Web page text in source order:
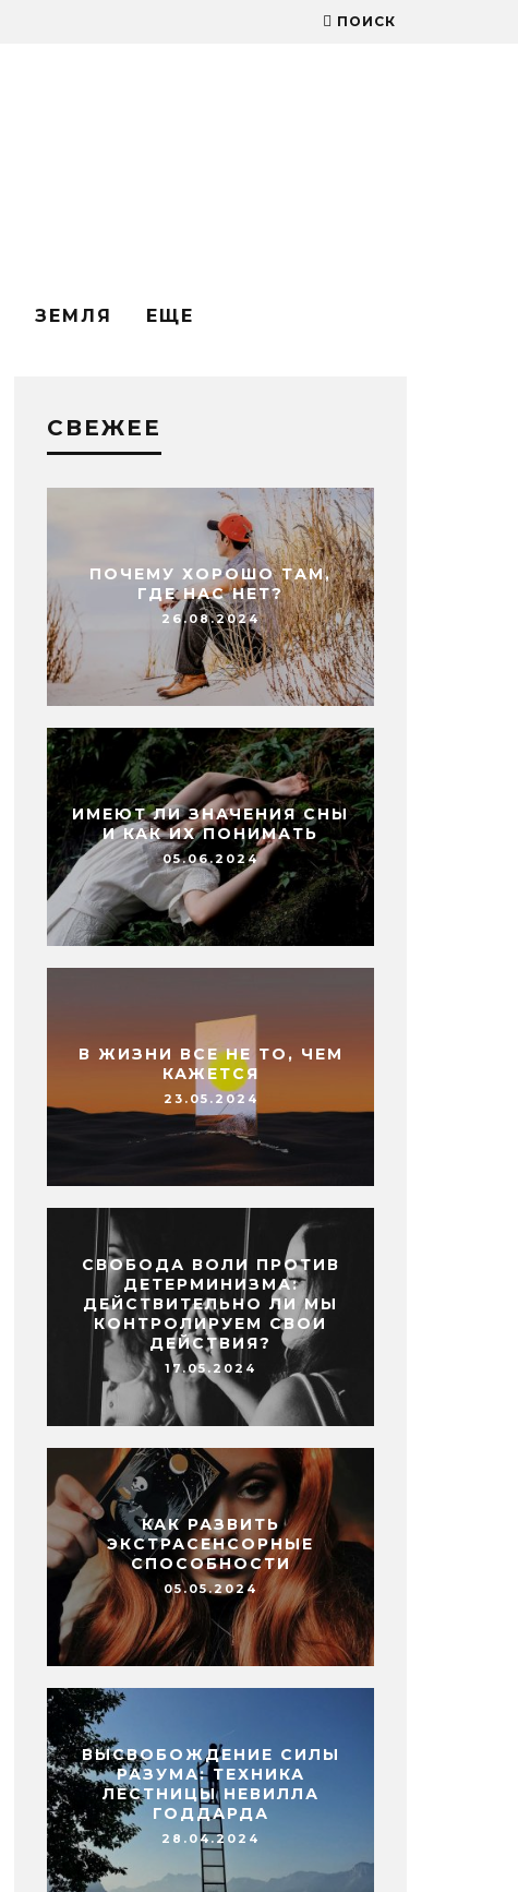
ПОИСК
ЗЕМЛЯ ЕЩЕ
СВЕЖЕЕ
ПОЧЕМУ ХОРОШО ТАМ,
ГДЕ НАС НЕТ?
26.08.2024
ИМЕЮТ ЛИ ЗНАЧЕНИЯ СНЫ
И КАК ИХ ПОНИМАТЬ
05.06.2024
В ЖИЗНИ ВСЕ НЕ ТО, ЧЕМ
КАЖЕТСЯ
23.05.2024
СВОБОДА ВОЛИ ПРОТИВ
ДЕТЕРМИНИЗМА:
ДЕЙСТВИТЕЛЬНО ЛИ МЫ
КОНТРОЛИРУЕМ СВОИ
ДЕЙСТВИЯ?
17.05.2024
КАК РАЗВИТЬ
ЭКСТРАСЕНСОРНЫЕ
СПОСОБНОСТИ
05.05.2024
ВЫСВОБОЖДЕНИЕ СИЛЫ
РАЗУМА: ТЕХНИКА
ЛЕСТНИЦЫ НЕВИЛЛА
ГОДДАРДА
28.04.2024